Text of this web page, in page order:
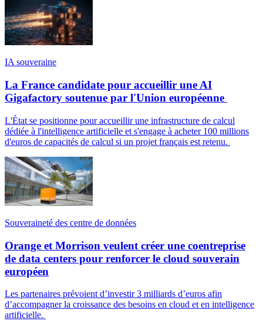
IA souveraine
La France candidate pour accueillir une AI
Gigafactory soutenue par l'Union européenne
L'État se positionne pour accueillir une infrastructure de calcul
dédiée à l'intelligence artificielle et s'engage à acheter 100 millions
d'euros de capacités de calcul si un projet français est retenu.
Souveraineté des centre de données
Orange et Morrison veulent créer une coentreprise
de data centers pour renforcer le cloud souverain
européen
Les partenaires prévoient d’investir 3 milliards d’euros afin
d’accompagner la croissance des besoins en cloud et en intelligence
artificielle.